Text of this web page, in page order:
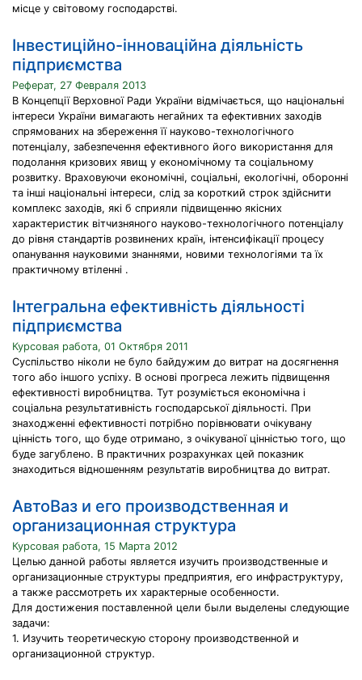
місце у світовому господарстві.
Інвестиційно-інноваційна діяльність
підприємства
Реферат, 27 Февраля 2013
В Концепції Верховної Ради України відмічається, що національні
інтереси України вимагають негайних та ефективних заходів
спрямованих на збереження її науково-технологічного
потенціалу, забезпечення ефективного його використання для
подолання кризових явищ у економічному та соціальному
розвитку. Враховуючи економічні, соціальні, екологічні, оборонні
та інші національні інтереси, слід за короткий строк здійснити
комплекс заходів, які б сприяли підвищенню якісних
характеристик вітчизняного науково-технологічного потенціалу
до рівня стандартів розвинених країн, інтенсифікації процесу
опанування науковими знаннями, новими технологіями та їх
практичному втіленні .
Інтегральна ефективність діяльності
підприємства
Курсовая работа, 01 Октября 2011
Суспільство ніколи не було байдужим до витрат на досягнення
того або іншого успіху. В основі прогреса лежить підвищення
ефективності виробництва. Тут розуміється економічна і
соціальна результативність господарської діяльності. При
знаходженні ефективності потрібно порівнювати очікувану
цінність того, що буде отримано, з очікуваної цінністью того, що
буде загублено. В практичних розрахунках цей показник
знаходиться відношенням результатів виробництва до витрат.
АвтоВаз и его производственная и
организационная структура
Курсовая работа, 15 Марта 2012
Целью данной работы является изучить производственные и
организационные структуры предприятия, его инфраструктуру,
а также рассмотреть их характерные особенности.
Для достижения поставленной цели были выделены следующие
задачи:
1. Изучить теоретическую сторону производственной и
организационной структур.